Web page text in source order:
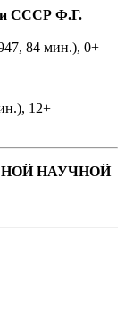
СССР Ф.Г.
84 мин.), 0+
12+
НАУЧНОЙ